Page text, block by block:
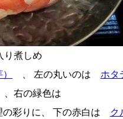
り煮しめ
、 左の丸いのは ホタ
、右の緑色は
彩りに、 下の赤白は
ク